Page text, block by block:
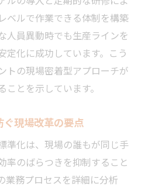
ベルで作業できる体制を構築
人員異動時でも生産ラインを
定化に成功しています。こう
トの現場密着型アプローチが
とを示しています。
現場改革の要点
準化は、現場の誰もが同じ手
率のばらつきを抑制すること
業務プロセスを詳細に分析